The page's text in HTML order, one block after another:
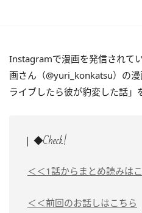
Instagramで漫画を発信されて
画さん（@yuri_konkatsu）の
ライブしたら彼が豹変した話 」
◆Check!
＜＜1話からまとめ読みは
＜＜前回のお話しはこちら